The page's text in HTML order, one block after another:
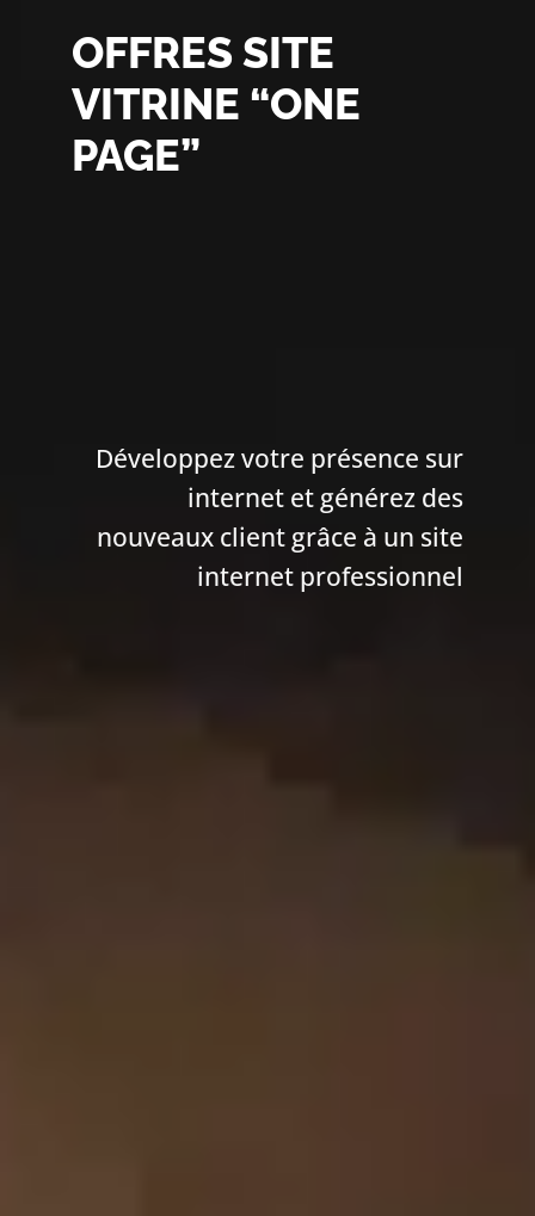
OFFRES SITE
VITRINE “ONE
PAGE”
Développez votre présence sur
internet et générez des
nouveaux client grâce à un site
internet professionnel